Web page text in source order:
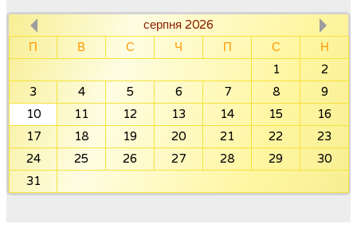
серпня 2026
П
В С Ч П С
Н
1
2
3
4 5 6 7 8
9
10
11 12 13 14 15
16
17
18 19 20 21 22
23
24
25 26 27 28 29
30
31